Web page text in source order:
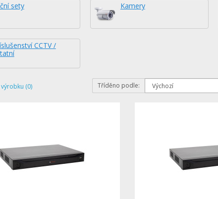
sety Kamery
CCTV /
(0) Tříděno podle: